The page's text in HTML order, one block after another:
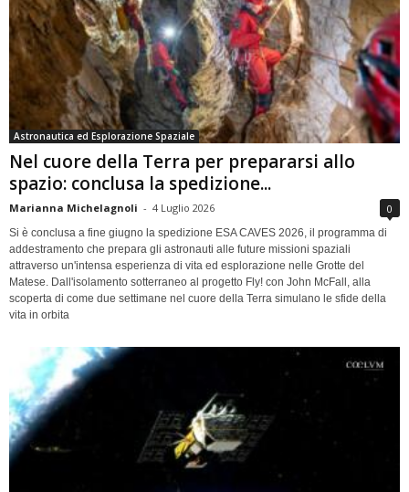
Astronautica ed Esplorazione Spaziale
Nel cuore della Terra per prepararsi allo
spazio: conclusa la spedizione...
Marianna Michelagnoli - 4 Luglio 2026 0
Si è conclusa a fine giugno la spedizione ESA CAVES 2026, il programma di
addestramento che prepara gli astronauti alle future missioni spaziali
attraverso un'intensa esperienza di vita ed esplorazione nelle Grotte del
Matese. Dall'isolamento sotterraneo al progetto Fly! con John McFall, alla
scoperta di come due settimane nel cuore della Terra simulano le sfide della
vita in orbita